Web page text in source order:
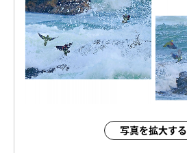
写真を拡大する